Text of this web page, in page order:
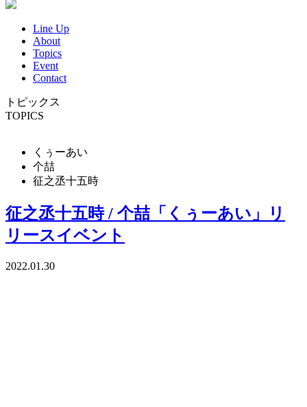
Line Up
About
Topics
Event
Contact
トピックス
TOPICS
くぅーあい
个喆
征之丞十五時
征之丞十五時 / 个喆「くぅーあい」リ
リースイベント
2022.01.30